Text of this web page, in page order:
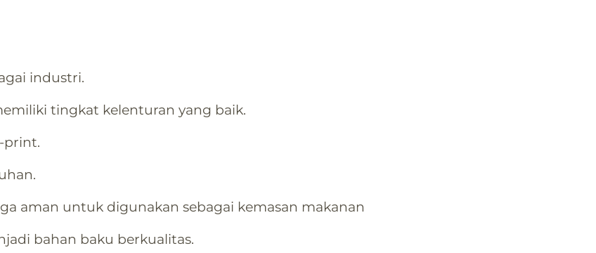
industri.
tingkat kelenturan yang baik.
print.
aman untuk digunakan sebagai kemasan makanan
bahan baku berkualitas.